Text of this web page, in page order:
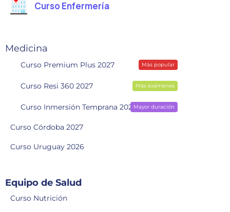
Curso Enfermería
Medicina
Curso Premium Plus 2027 Más popular
Curso Resi 360 2027 Más exámenes
Curso Inmersión Temprana 2028Mayor duración
Curso Córdoba 2027
Curso Uruguay 2026
Equipo de Salud
Curso Nutrición